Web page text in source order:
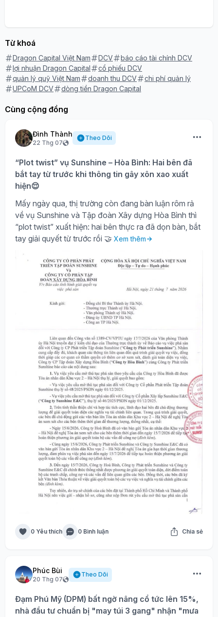
Từ khoá
Dragon Capital Việt Nam DCV
báo cáo tài chính DCV
lợi nhuận Dragon Capital
cổ phiếu DCV
quản lý quỹ Việt Nam
doanh thu DCV
chi phí quản lý
UPCoM DCV
dòng tiền Dragon Capital
Cùng cộng đồng
Đình Thành
22 Thg 07
Theo Dõi
“Plot twist” vụ Sunshine – Hòa Bình: Hai bên đã
bắt tay từ trước khi thông tin gây xôn xao xuất
hiện😌
Mấy ngày qua, thị trường còn đang bàn luận rôm rả
về vụ Sunshine và Tập đoàn Xây dựng Hòa Bình thì
“plot twist” xuất hiện: hai bên thực ra đã dọn bàn, bắt
tay giải quyết từ trước rồi 🤝 Xem thêm
0 Yêu thích 0 Bình luận Chia sẻ
Phúc Bùi
20 Thg 07
Theo Dõi
Đạm Phú Mỹ (DPM) bất ngờ nâng cổ tức lên 15%,
nhà đầu tư chuẩn bị "may túi 3 gang" nhận "mưa